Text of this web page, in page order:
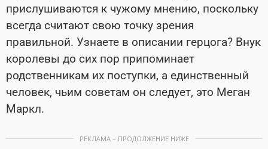
прислушиваются к чужому мнению, поскольку
всегда считают свою точку зрения
правильной. Узнаете в описании герцога? Внук
королевы до сих пор припоминает
родственникам их поступки, а единственный
человек, чьим советам он следует, это Меган
Маркл.
РЕКЛАМА – ПРОДОЛЖЕНИЕ НИЖЕ